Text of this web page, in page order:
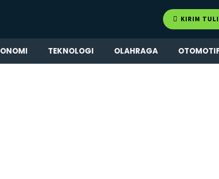
KIRIM
TEKNOLOGI OLAHRAGA